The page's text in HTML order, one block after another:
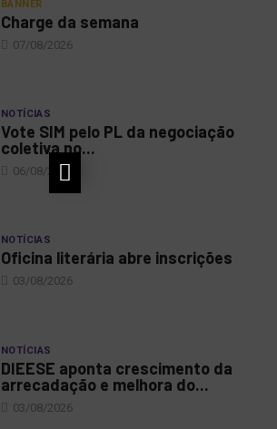
BANNER
Charge da semana
07/08/2026
NOTÍCIAS
Vote SIM pelo PL da negociação
coletiva no...
06/08/2026
NOTÍCIAS
Oficina literária abre inscrições
03/08/2026
NOTÍCIAS
DIEESE aponta crescimento da
arrecadação e melhora do...
03/08/2026